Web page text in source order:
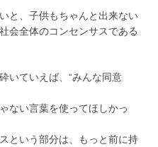
と、子供もちゃんと出来ない
会全体のコンセンサスである
いていえば、“みんな同意
ない言葉を使ってほしかっ
という部分は、もっと前に持